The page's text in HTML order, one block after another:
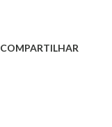
COMPARTILHAR